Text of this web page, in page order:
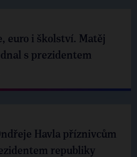
euro i školství. Matěj
s prezidentem
Havla příznivcům
republiky